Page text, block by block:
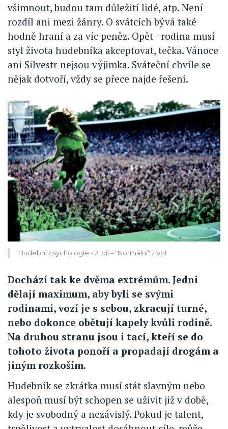
všimnout, budou tam důležití lidé, atp. Není
rozdíl ani mezi žánry. O svátcích bývá také
hodně hraní a za víc peněz. Opět - rodina musí
styl života hudebníka akceptovat, tečka. Vánoce
ani Silvestr nejsou výjimka. Sváteční chvíle se
nějak dotvoří, vždy se přece najde řešení.
Hudební psychologie - 2. díl – "Normální" život
Dochází tak ke dvěma extrémům. Jedni
dělají maximum, aby byli se svými
rodinami, vozí je s sebou, zkracují turné,
nebo dokonce obětují kapely kvůli rodině.
Na druhou stranu jsou i tací, kteří se do
tohoto života ponoří a propadají drogám a
jiným rozkoším.
Hudebník se zkrátka musí stát slavným nebo
alespoň musí být schopen se uživit již v době,
kdy je svobodný a nezávislý. Pokud je talent,